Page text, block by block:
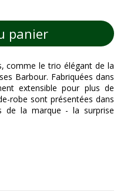
panier
comme le trio élégant de la
Barbour. Fabriquées dans
extensible pour plus de
robe sont présentées dans
de la marque - la surprise